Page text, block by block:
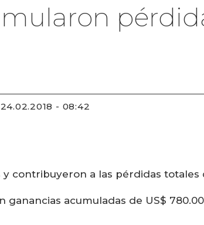
24.02.2018 - 08:42
contribuyeron a las pérdidas totales
ganancias acumuladas de US$